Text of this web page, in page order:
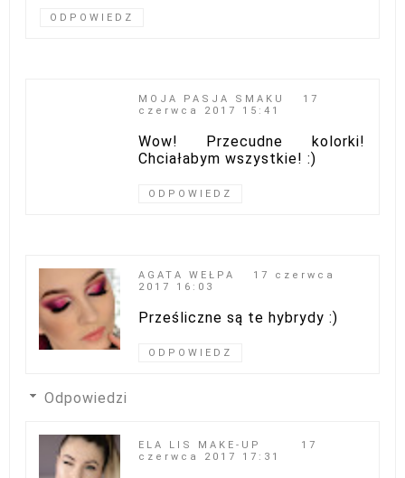
ODPOWIEDZ
MOJA PASJA SMAKU
17
czerwca 2017 15:41
Wow! Przecudne kolorki!
Chciałabym wszystkie! :)
ODPOWIEDZ
AGATA WEŁPA
17 czerwca
2017 16:03
Prześliczne są te hybrydy :)
ODPOWIEDZ
Odpowiedzi
ELA LIS MAKE-UP
17
czerwca 2017 17:31